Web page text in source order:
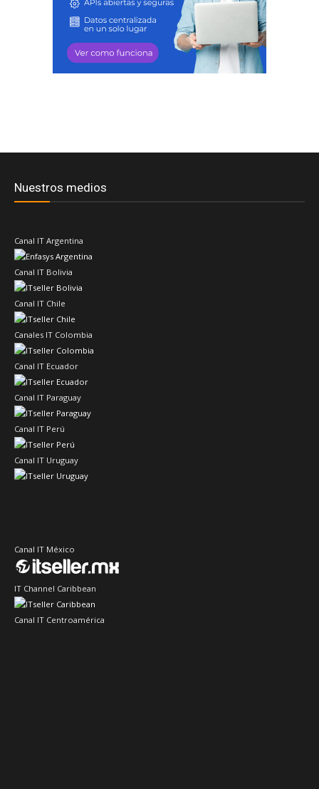
Nuestros medios
Canal IT Argentina
Canal IT Bolivia
Canal IT Chile
Canales IT Colombia
Canal IT Ecuador
Canal IT Paraguay
Canal IT Perú
Canal IT Uruguay
Canal IT México
IT Channel Caribbean
Canal IT Centroamérica